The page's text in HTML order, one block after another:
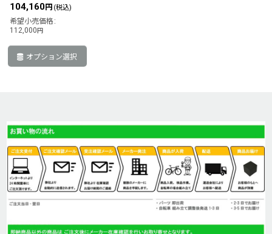
104,160円 (税込)
希望小売価格 :
112,000円
オプション選択